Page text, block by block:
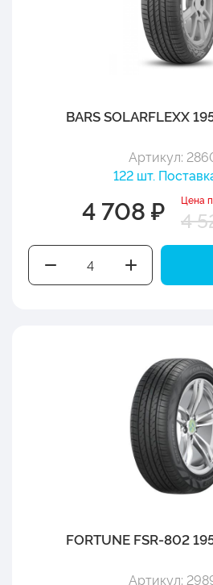
BARS SOLARFLEXX
Артикул:
122 шт.
4 708 ₽ Цена
4
FORTUNE FSR-802
Артикул: